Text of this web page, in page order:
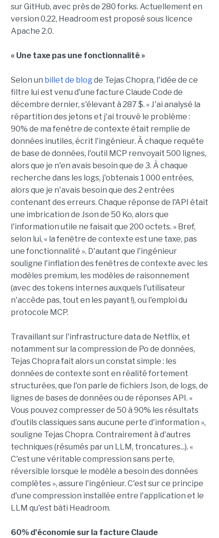
sur GitHub, avec près de 280 forks. Actuellement en
version 0.22, Headroom est proposé sous licence
Apache 2.0.
« Une taxe pas une fonctionnalité »
Selon un billet de blogde Tejas Chopra, l'idée de ce
filtre lui est venu d'une facture Claude Code de
décembre dernier, s'élevant à 287 $. « J'ai analysé la
répartition des jetons et j'ai trouvé le problème :
90% de ma fenêtre de contexte était remplie de
données inutiles, écrit l'ingénieur. À chaque requête
de base de données, l'outil MCP renvoyait 500 lignes,
alors que je n'en avais besoin que de 3. À chaque
recherche dans les logs, j'obtenais 1 000 entrées,
alors que je n'avais besoin que des 2 entrées
contenant des erreurs. Chaque réponse de l'API était
une imbrication de Json de 50 Ko, alors que
l'information utile ne faisait que 200 octets. » Bref,
selon lui, « la fenêtre de contexte est une taxe, pas
une fonctionnalité ». D'autant que l'ingénieur
souligne l'inflation des fenêtres de contexte avec les
modèles premium, les modèles de raisonnement
(avec des tokens internes auxquels l'utilisateur
n'accède pas, tout en les payant !), ou l'emploi du
protocole MCP.
Travaillant sur l'infrastructure data de Netflix, et
notamment sur la compression de Po de données,
Tejas Chopra fait alors un constat simple : les
données de contexte sont en réalité fortement
structurées, que l'on parle de fichiers Json, de logs, de
lignes de bases de données ou de réponses API. «
Vous pouvez compresser de 50 à 90% les résultats
d'outils classiques sans aucune perte d'information »,
souligne Tejas Chopra. Contrairement à d'autres
techniques (résumés par un LLM, troncatures...). «
C'est une véritable compression sans perte,
réversible lorsque le modèle a besoin des données
complètes », assure l'ingénieur. C'est sur ce principe
d'une compression installée entre l'application et le
LLM qu'est bâti Headroom.
60% d'économie sur la facture Claude